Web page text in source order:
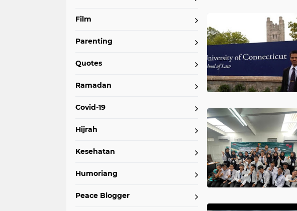
Film
Parenting
Quotes
Ramadan
Covid-19
Hijrah
Kesehatan
Humoriang
Peace Blogger